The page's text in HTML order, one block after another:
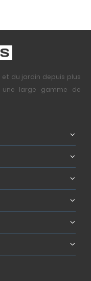
du jardin depuis plus
large gamme de